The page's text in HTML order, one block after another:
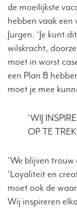
de moeilijkste
hebben vaak een
Jurgen. ‘Je kunt
wilskracht,
moet in worst
een Plan B
moet je mee
‘WIJ
OP TE
‘We blijven trouw
‘Loyaliteit en
moet ook de
Wij inspireren